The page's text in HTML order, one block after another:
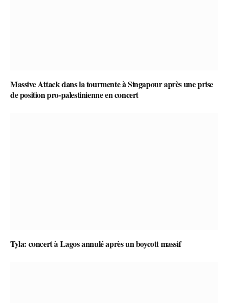
Massive Attack dans la tourmente à Singapour après une prise
de position pro-palestinienne en concert
Tyla: concert à Lagos annulé après un boycott massif